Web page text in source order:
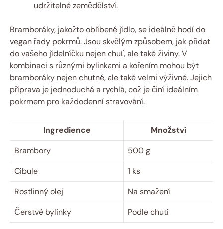
udržitelné zemědělství.
Bramboráky, jakožto oblíbené jídlo, se ideálně hodí do
vegan řady pokrmů. Jsou skvělým způsobem, jak přidat
do vašeho jídelníčku nejen chuť, ale také živiny. V
kombinaci s různými bylinkami a kořením mohou být
bramboráky nejen chutné, ale také velmi výživné. Jejich
příprava je jednoduchá a rychlá, což je činí ideálním
pokrmem pro každodenní stravování.
Ingredience
Množství
Brambory
500 g
Cibule
1 ks
Rostlinný olej
Na smažení
Čerstvé bylinky
Podle chuti